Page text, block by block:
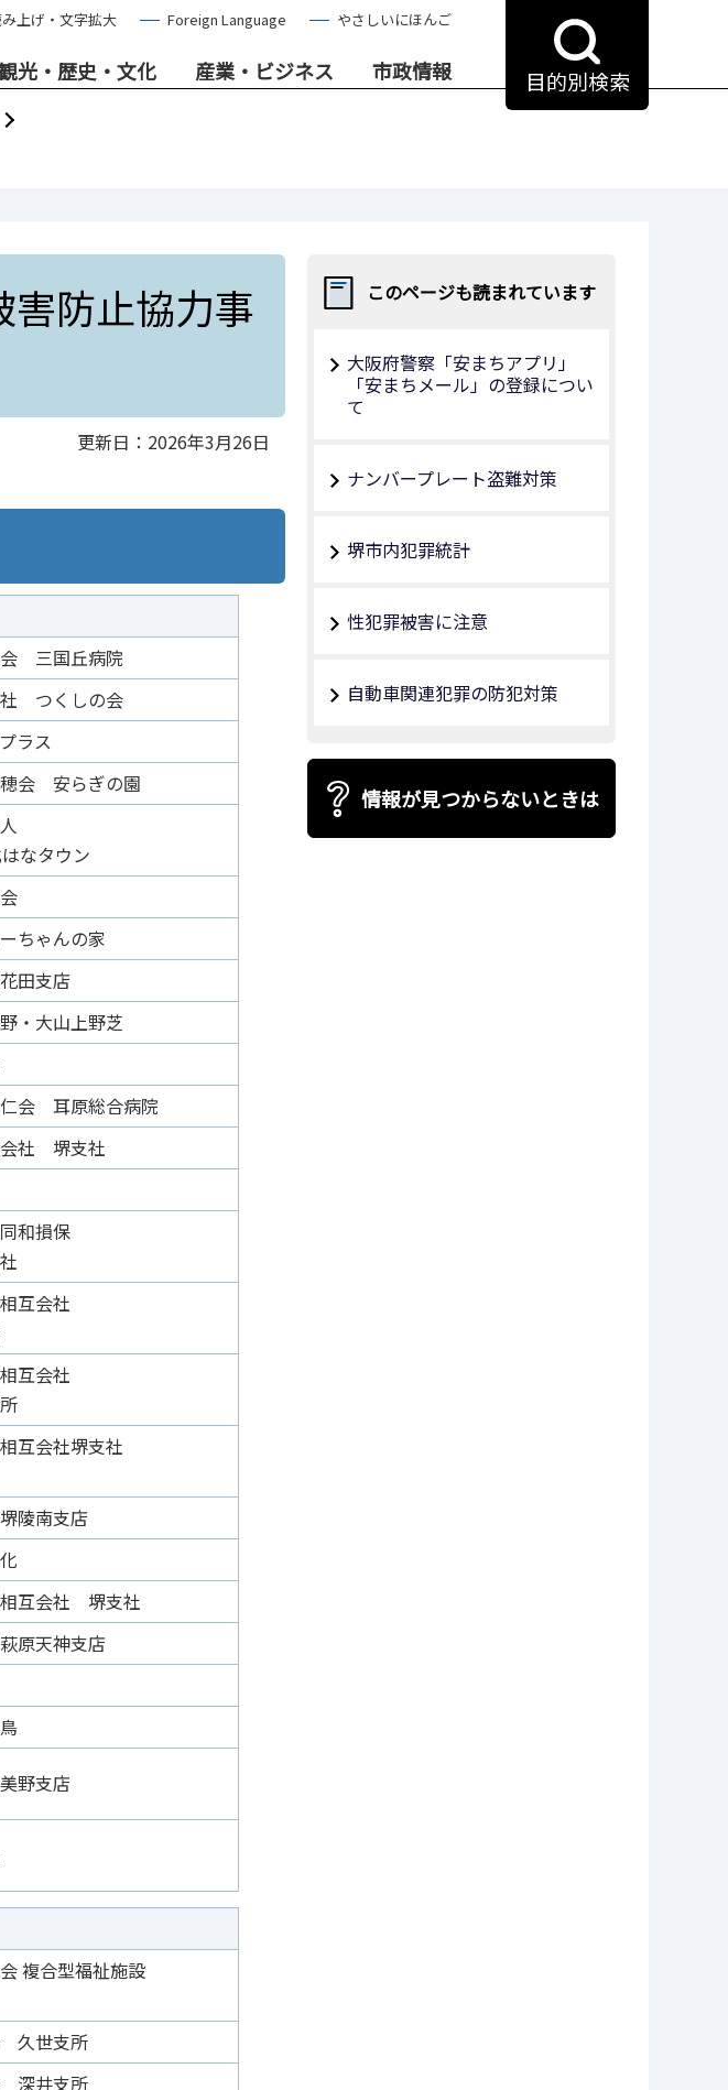
上げ・文字拡大 Foreign Language やさしいにほんご
光・歴史・文化 産業・ビジネス 市政情報 目的別検索
防止協力事
更新日：2026年3月26日
三国丘病院
社 つくしの会
ラス
会 安らぎの園
なタウン
ちゃんの家
田支店
・大山上野芝
会 耳原総合病院
会社 堺支社
和損保
互会社
互会社
互会社堺支社
陵南支店
互会社 堺支社
原天神支店
野支店
複合型福祉施設
久世支所
深井支所
このページも読まれています
大阪府警察「安まちアプリ」
「安まちメール」の登録につい
て
ナンバープレート盗難対策
堺市内犯罪統計
性犯罪被害に注意
自動車関連犯罪の防犯対策
情報が見つからないときは